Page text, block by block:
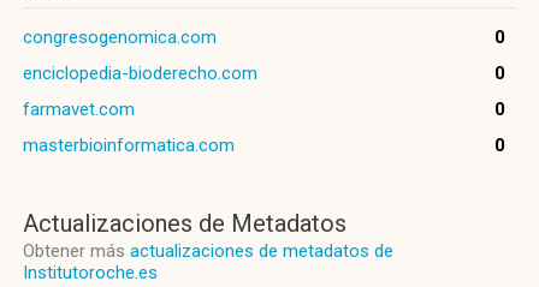
congresogenomica.com
0
enciclopedia-bioderecho.com
0
farmavet.com
0
masterbioinformatica.com
0
Actualizaciones de Metadatos
Obtener más actualizaciones de metadatos de
Institutoroche.es